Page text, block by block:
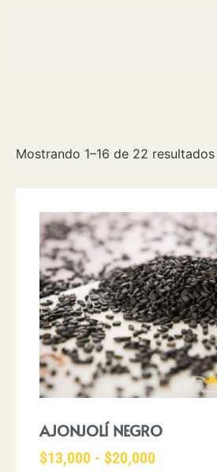
Mostrando 1–16 de 22 resultados
AJONJOLÍ NEGRO
$13,000 - $20,000